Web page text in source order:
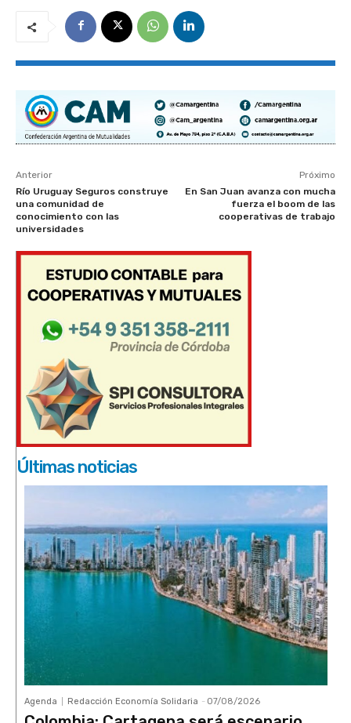
Anterior
Río Uruguay Seguros construye
una comunidad de
conocimiento con las
universidades
Próximo
En San Juan avanza con mucha
fuerza el boom de las
cooperativas de trabajo
Últimas noticias
Agenda Redacción Economía Solidaria - 07/08/2026